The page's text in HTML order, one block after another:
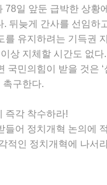
일 앞둔 급박한 상황
뒤늦게 간사를 선임하
유지하려는 기득권
상 지체할 시간도 없
민의힘이 받을 것은 ‘
촉구한다.
즉각 착수하라!
어 정치개혁 논의에
적인 정치개혁에 나서